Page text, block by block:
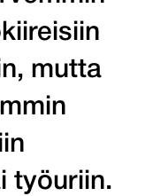
mutta
työuriin.